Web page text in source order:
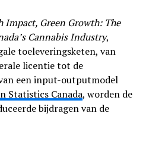
Impact, Green Growth: The
Cannabis Industry,
toeleveringsketen, van
licentie tot de
een input-outputmodel
Statistics Canada, worden de
bijdragen van de